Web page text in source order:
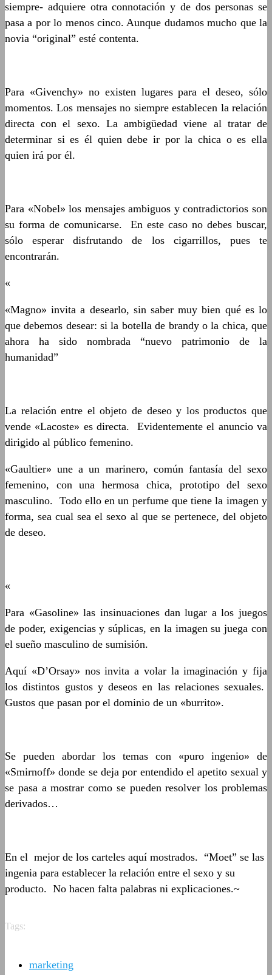
siempre- adquiere otra connotación y de dos personas se
pasa a por lo menos cinco. Aunque dudamos mucho que la
novia “original” esté contenta.
Para «Givenchy» no existen lugares para el deseo, sólo
momentos. Los mensajes no siempre establecen la relación
directa con el sexo. La ambigüedad viene al tratar de
determinar si es él quien debe ir por la chica o es ella
quien irá por él.
Para «Nobel» los mensajes ambiguos y contradictorios son
su forma de comunicarse. En este caso no debes buscar,
sólo esperar disfrutando de los cigarrillos, pues te
encontrarán.
«
«Magno» invita a desearlo, sin saber muy bien qué es lo
que debemos desear: si la botella de brandy o la chica, que
ahora ha sido nombrada “nuevo patrimonio de la
humanidad”
La relación entre el objeto de deseo y los productos que
vende «Lacoste» es directa. Evidentemente el anuncio va
dirigido al público femenino.
«Gaultier» une a un marinero, común fantasía del sexo
femenino, con una hermosa chica, prototipo del sexo
masculino. Todo ello en un perfume que tiene la imagen y
forma, sea cual sea el sexo al que se pertenece, del objeto
de deseo.
«
Para «Gasoline» las insinuaciones dan lugar a los juegos
de poder, exigencias y súplicas, en la imagen su juega con
el sueño masculino de sumisión.
Aquí «D’Orsay» nos invita a volar la imaginación y fija
los distintos gustos y deseos en las relaciones sexuales.
Gustos que pasan por el dominio de un «burrito».
Se pueden abordar los temas con «puro ingenio» de
«Smirnoff» donde se deja por entendido el apetito sexual y
se pasa a mostrar como se pueden resolver los problemas
derivados…
En el mejor de los carteles aquí mostrados. “Moet” se las
ingenia para establecer la relación entre el sexo y su
producto. No hacen falta palabras ni explicaciones.~
Tags:
marketing